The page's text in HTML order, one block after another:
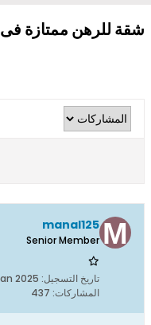
شقة للرهن ممتازة
manal125
Senior Member
تاريخ التسجيل: 2025
المشاركات: 437